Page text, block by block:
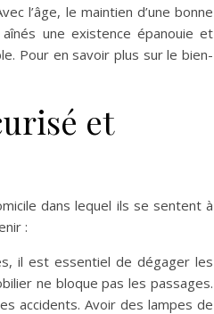
l’âge, le maintien d’une bonne
une existence épanouie et
Pour en savoir plus sur le bien-
et
dans lequel ils se sentent à
:
il est essentiel de dégager les
ne bloque pas les passages.
accidents. Avoir des lampes de